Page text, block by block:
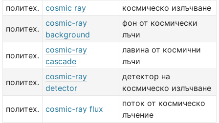
политех.
cosmic ray космическо излъчване
политех.
cosmic-ray
background
фон от космически
лъчи
политех.
cosmic-ray
cascade
лавина от космични
лъчи
политех.
cosmic-ray
detector
детектор на
космическо излъчване
политех. cosmic-ray flux
поток от космическо
лъчение